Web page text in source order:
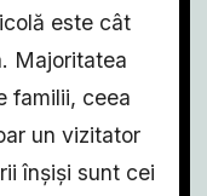
este cât
Majoritatea
familii, ceea
un vizitator
înșiși sunt cei